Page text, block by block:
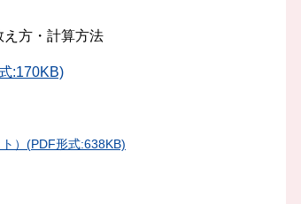
方・計算方法
:170KB)
）(PDF形式:638KB)